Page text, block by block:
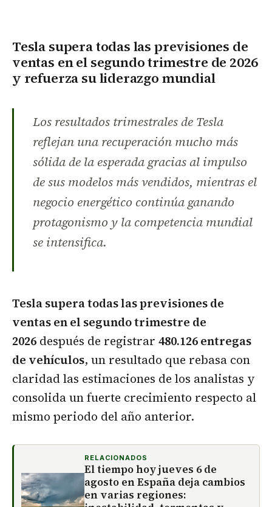
Tesla supera todas las previsiones de
ventas en el segundo trimestre de 2026
y refuerza su liderazgo mundial
Los resultados trimestrales de Tesla
reflejan una recuperación mucho más
sólida de la esperada gracias al impulso
de sus modelos más vendidos, mientras el
negocio energético continúa ganando
protagonismo y la competencia mundial
se intensifica.
Tesla supera todas las previsiones de
ventas en el segundo trimestre de
2026 después de registrar 480.126 entregas
de vehículos, un resultado que rebasa con
claridad las estimaciones de los analistas y
consolida un fuerte crecimiento respecto al
mismo periodo del año anterior.
RELACIONADOS
El tiempo hoy jueves 6 de
agosto en España deja cambios
en varias regiones: